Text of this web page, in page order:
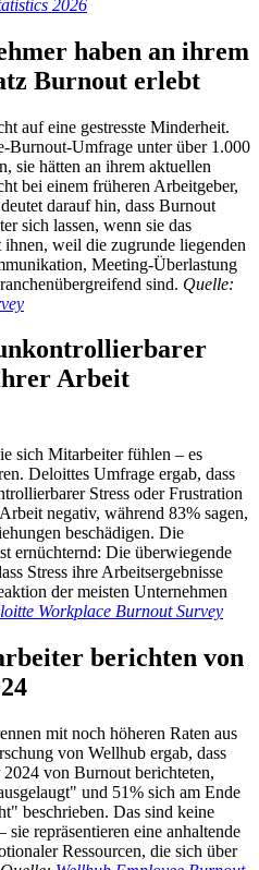
2026
haben an ihrem
Burnout erlebt
auf eine gestresste Minderheit.
Burnout-Umfrage unter über 1.000
sie hätten an ihrem aktuellen
bei einem früheren Arbeitgeber,
darauf hin, dass Burnout
sich lassen, wenn sie das
weil die zugrunde liegenden
Meeting-Überlastung
sind. Quelle:
unkontrollierbarer
Arbeit
sich Mitarbeiter fühlen – es
Deloittes Umfrage ergab, dass
Stress oder Frustration
negativ, während 83% sagen,
beschädigen. Die
ernüchternd: Die überwiegende
Stress ihre Arbeitsergebnisse
der meisten Unternehmen
Workplace Burnout Survey
berichten von
mit noch höheren Raten aus
von Wellhub ergab, dass
von Burnout berichteten,
und 51% sich am Ende
beschrieben. Das sind keine
sie repräsentieren eine anhaltende
Ressourcen, die sich über